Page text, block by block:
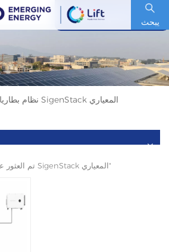
يبحث
رمز السهم : 600153.SH
نظام بطاريات SigenStack المعياري
1 تم العثور على نتائج لـ "نظام بطاريات SigenStack المعياري"